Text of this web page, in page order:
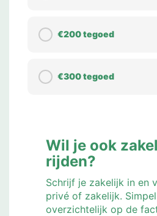
€200 tegoed
€300 tegoed
Wil je ook
rijden?
Schrijf je zakelijk in en
privé of zakelijk.
overzichtelijk op de